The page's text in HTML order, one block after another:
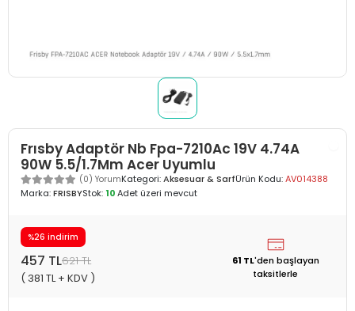
Frısby Adaptör Nb Fpa-7210Ac 19V 4.74A
90W 5.5/1.7Mm Acer Uyumlu
(0) YorumKategori:Aksesuar & SarfÜrün Kodu:AV014388
Marka:FRISBYStok: 10Adet üzeri mevcut
%26 indirim
457 TL621 TL
( 381 TL + KDV )
61 TL'den başlayan
taksitlerle